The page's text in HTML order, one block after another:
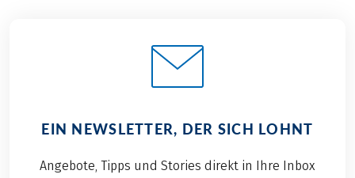
EIN NEWSLETTER, DER SICH LOHNT
Angebote, Tipps und Stories direkt in Ihre Inbox